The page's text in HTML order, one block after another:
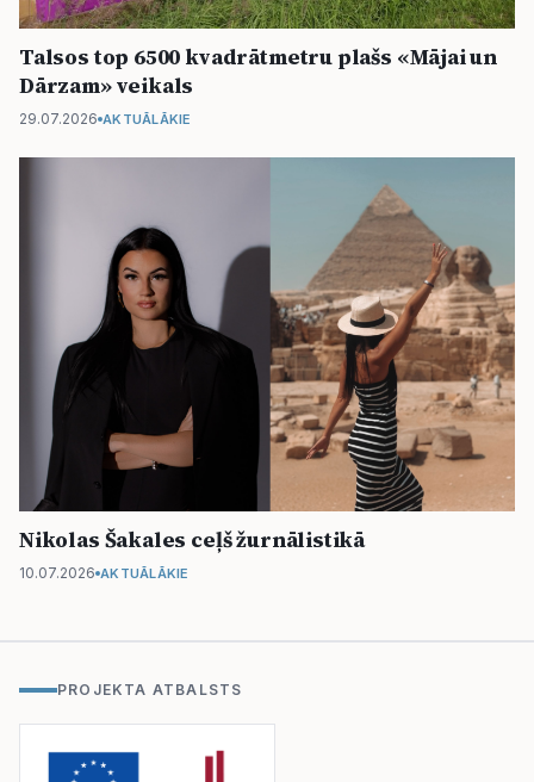
Talsos top 6500 kvadrātmetru plašs «Mājai un
Dārzam» veikals
29.07.2026 AKTUĀLĀKIE
Nikolas Šakales ceļš žurnālistikā
10.07.2026 AKTUĀLĀKIE
PROJEKTA ATBALSTS